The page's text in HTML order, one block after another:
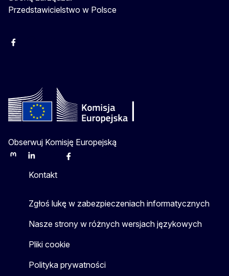
Przedstawicielstwo w Polsce
Facebook
Obserwuj Komisję Europejską
MastodonLinkedInBlueskyFacebook
Kontakt
Zgłoś lukę w zabezpieczeniach informatycznych
Nasze strony w różnych wersjach językowych
Pliki cookie
Polityka prywatności